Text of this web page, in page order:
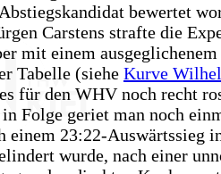
bewertet
Carstens strafte die
mit einem
Tabelle (siehe Kurve
für den WHV noch recht
Folge geriet man noch
einem 23:22-Auswärtssieg
wurde, nach einer